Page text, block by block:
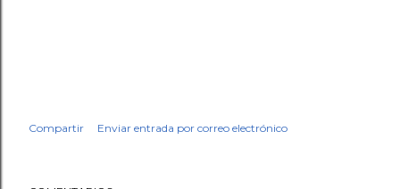
Compartir Enviar entrada por correo electrónico